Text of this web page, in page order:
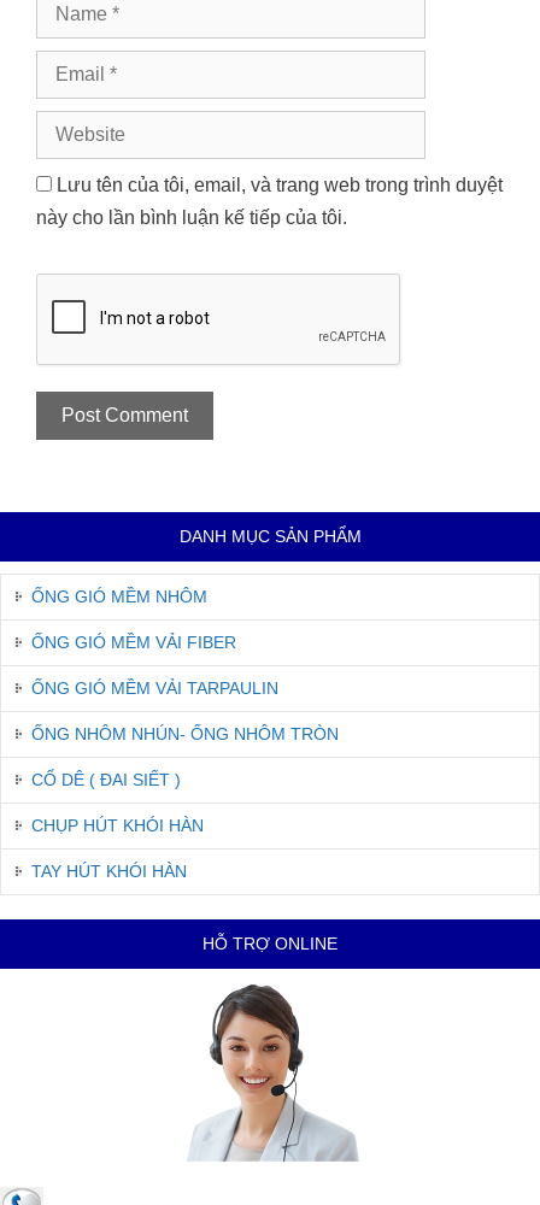
Email
Website
Lưu tên của tôi, email, và trang web trong trình duyệt
này cho lần bình luận kế tiếp của tôi.
DANH MỤC SẢN PHẨM
ỐNG GIÓ MỀM NHÔM
ỐNG GIÓ MỀM VẢI FIBER
ỐNG GIÓ MỀM VẢI TARPAULIN
ỐNG NHÔM NHÚN- ỐNG NHÔM TRÒN
CỔ DÊ ( ĐAI SIẾT )
CHỤP HÚT KHÓI HÀN
TAY HÚT KHÓI HÀN
HỖ TRỢ ONLINE